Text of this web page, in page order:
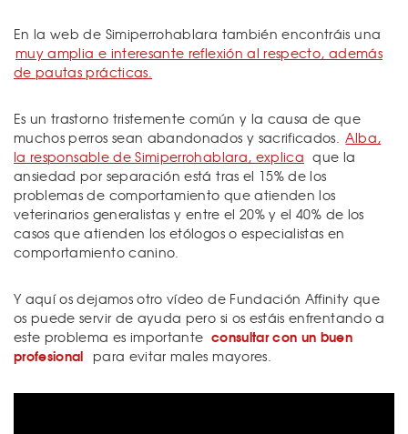
En la web de Simiperrohablara también encontráis una
muy amplia e interesante reflexión al respecto, además
de pautas prácticas.
Es un trastorno tristemente común y la causa de que
muchos perros sean abandonados y sacrificados. Alba,
la responsable de Simiperrohablara, explica que la
ansiedad por separación está tras el 15% de los
problemas de comportamiento que atienden los
veterinarios generalistas y entre el 20% y el 40% de los
casos que atienden los etólogos o especialistas en
comportamiento canino.
Y aquí os dejamos otro vídeo de Fundación Affinity que
os puede servir de ayuda pero si os estáis enfrentando a
este problema es importante consultar con un buen
profesional para evitar males mayores.